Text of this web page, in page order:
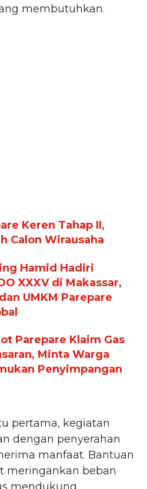
membutuhkan.
Keren Tahap II,
Calon Wirausaha
Hamid Hadiri
XXXV di Makassar,
UMKM Parepare
Parepare Klaim Gas
Minta Warga
Penyimpangan
pertama, kegiatan
dengan penyerahan
manfaat. Bantuan
meringankan beban